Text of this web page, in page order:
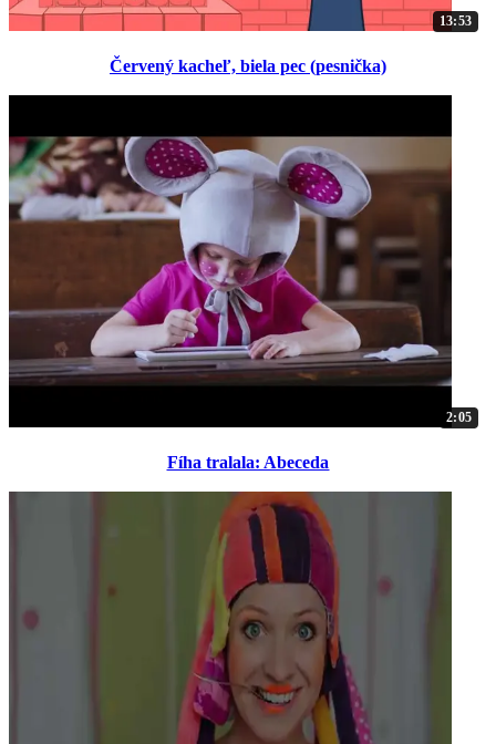
13:53
Červený kacheľ, biela pec (pesnička)
2:05
Fíha tralala: Abeceda